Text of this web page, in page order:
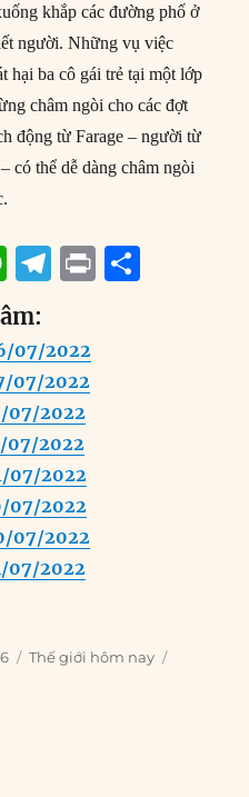
khắp các đường phố ở
người. Những vụ việc
hại ba cô gái trẻ tại một lớp
châm ngòi cho các đợt
động từ Farage – người từ
có thể dễ dàng châm ngòi
W
h
at
s
A
p
p
T
e
g
r
a
m
P
07/2022
07/2022
07/2022
07/2022
07/2022
07/2022
07/2022
07/2022
Categories
Thế giới hôm nay